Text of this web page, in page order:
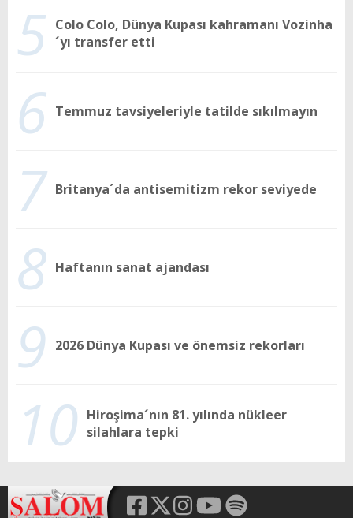
5 Colo Colo, Dünya Kupası kahramanı Vozinha
´yı transfer etti
6 Temmuz tavsiyeleriyle tatilde sıkılmayın
7 Britanya´da antisemitizm rekor seviyede
8 Haftanın sanat ajandası
9 2026 Dünya Kupası ve önemsiz rekorları
10 Hiroşima´nın 81. yılında nükleer
silahlara tepki